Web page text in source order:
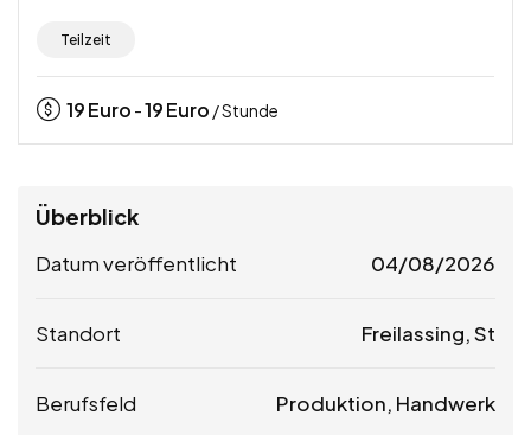
Teilzeit
19Euro -19Euro / Stunde
Überblick
Datum veröffentlicht 04/08/2026
Standort Freilassing, St
Berufsfeld Produktion, Handwerk